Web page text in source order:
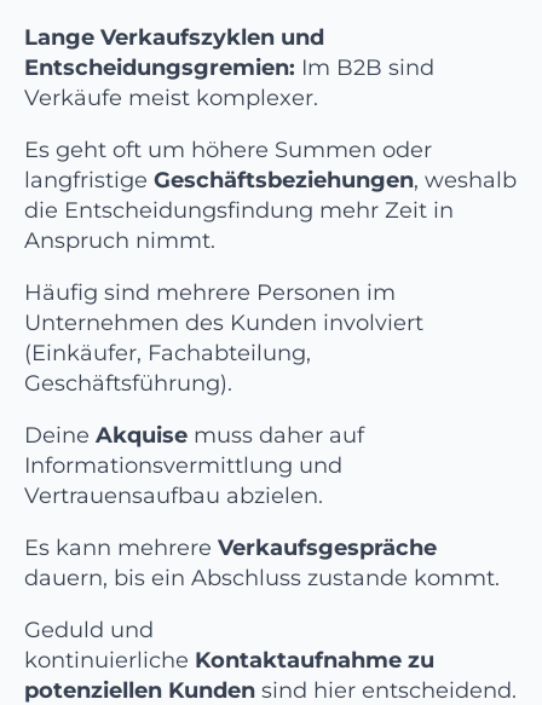
Lange Verkaufszyklen und
Entscheidungsgremien: Im B2B sind
Verkäufe meist komplexer.
Es geht oft um höhere Summen oder
langfristige Geschäftsbeziehungen, weshalb
die Entscheidungsfindung mehr Zeit in
Anspruch nimmt.
Häufig sind mehrere Personen im
Unternehmen des Kunden involviert
(Einkäufer, Fachabteilung,
Geschäftsführung).
Deine Akquise muss daher auf
Informationsvermittlung und
Vertrauensaufbau abzielen.
Es kann mehrere Verkaufsgespräche
dauern, bis ein Abschluss zustande kommt.
Geduld und
kontinuierliche Kontaktaufnahme zu
potenziellen Kunden sind hier entscheidend.